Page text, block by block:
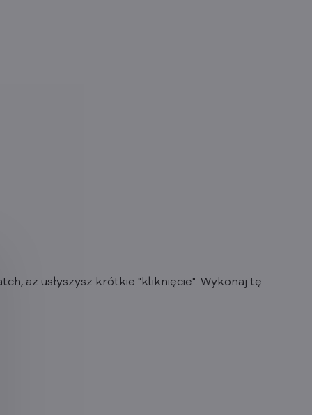
aż usłyszysz krótkie "kliknięcie". Wykonaj tę